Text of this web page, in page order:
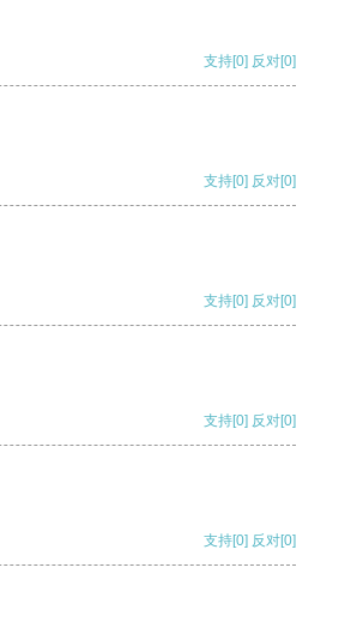
支持[0] 反对[0]
支持[0] 反对[0]
支持[0] 反对[0]
支持[0] 反对[0]
支持[0] 反对[0]